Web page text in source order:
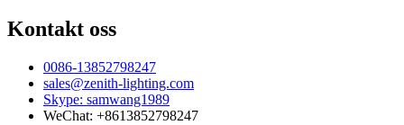
Kontakt oss
0086-13852798247
sales@zenith-lighting.com
Skype: samwang1989
WeChat: +8613852798247